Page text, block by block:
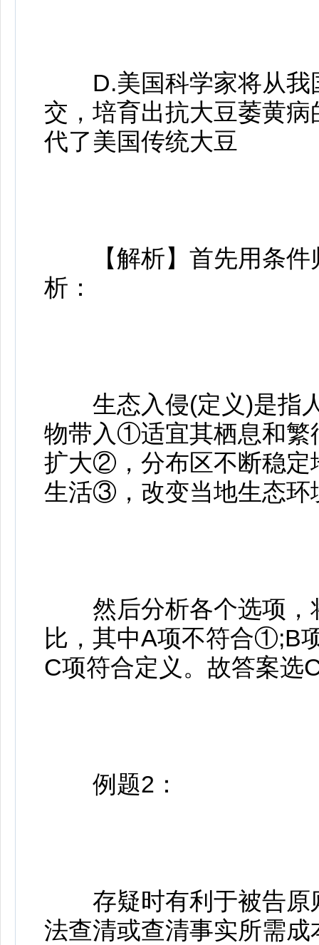
D.美国科学家将从我
交，培育出抗大豆萎黄
代了美国传统大豆
【解析】首先用条件
析：
生态入侵(定义)是指人
物带入①适宜其栖息和繁
扩大②，分布区不断稳定
生活③，改变当地生态环
然后分析各个选项，
比，其中A项不符合①;B
C项符合定义。故答案选
例题2：
存疑时有利于被告原
法查清或查清事实所需